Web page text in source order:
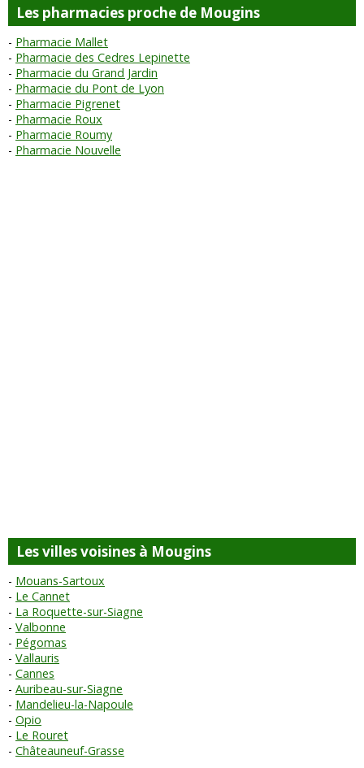
Les pharmacies proche de Mougins
Pharmacie Mallet
Pharmacie des Cedres Lepinette
Pharmacie du Grand Jardin
Pharmacie du Pont de Lyon
Pharmacie Pigrenet
Pharmacie Roux
Pharmacie Roumy
Pharmacie Nouvelle
Les villes voisines à Mougins
Mouans-Sartoux
Le Cannet
La Roquette-sur-Siagne
Valbonne
Pégomas
Vallauris
Cannes
Auribeau-sur-Siagne
Mandelieu-la-Napoule
Opio
Le Rouret
Châteauneuf-Grasse